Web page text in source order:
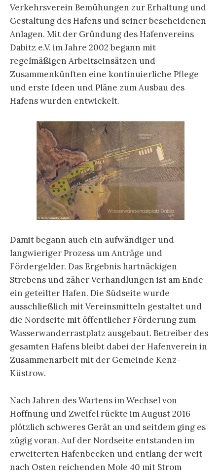
Verkehrsverein Bemühungen zur Erhaltung und
Gestaltung des Hafens und seiner bescheidenen
Anlagen. Mit der Gründung des Hafenvereins
Dabitz e.V. im Jahre 2002 begann mit
regelmäßigen Arbeitseinsätzen und
Zusammenkünften eine kontinuierliche Pflege
und erste Ideen und Pläne zum Ausbau des
Hafens wurden entwickelt.
Damit begann auch ein aufwändiger und
langwieriger Prozess um Anträge und
Fördergelder. Das Ergebnis hartnäckigen
Strebens und zäher Verhandlungen ist am Ende
ein geteilter Hafen. Die Südseite wurde
ausschließlich mit Vereinsmitteln gestaltet und
die Nordseite mit öffentlicher Förderung zum
Wasserwanderrastplatz ausgebaut. Betreiber des
gesamten Hafens bleibt dabei der Hafenverein in
Zusammenarbeit mit der Gemeinde Kenz-
Küstrow.
Nach Jahren des Wartens im Wechsel von
Hoffnung und Zweifel rückte im August 2016
plötzlich schweres Gerät an und seitdem ging es
zügig voran. Auf der Nordseite entstanden im
erweiterten Hafenbecken und entlang der weit
nach Osten reichenden Mole 40 mit Strom